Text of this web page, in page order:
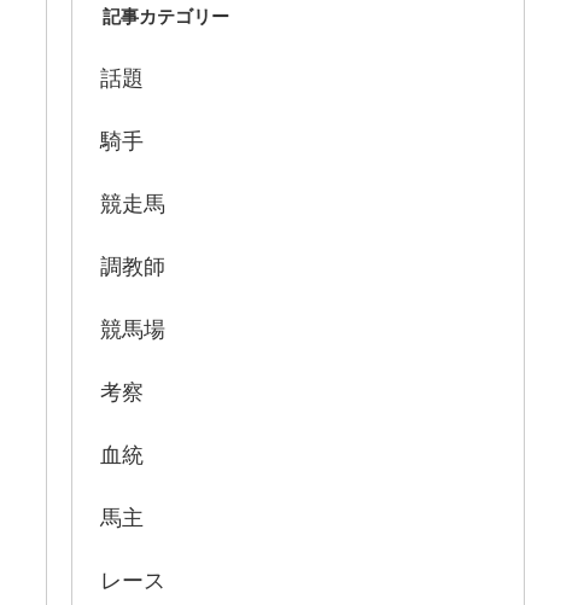
記事カテゴリー
話題
騎手
競走馬
調教師
競馬場
考察
血統
馬主
レース